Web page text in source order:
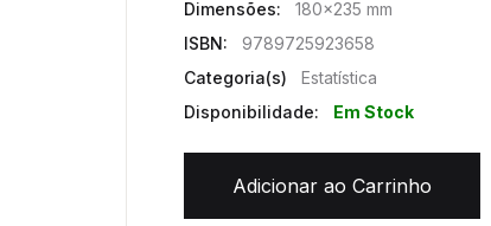
Dimensões:
180x235 mm
ISBN:
9789725923658
Categoria(s)
Estatística
Disponibilidade:
Em Stock
Adicionar ao Carrinho